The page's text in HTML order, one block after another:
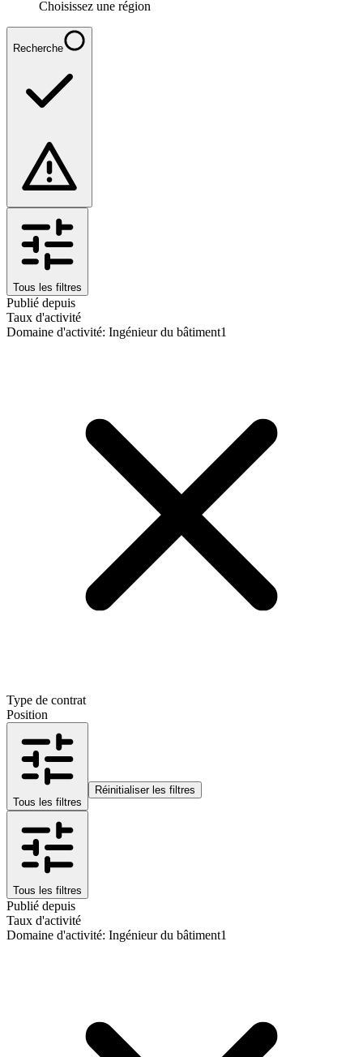
Choisissez une région
Recherche
Tous les filtres
Publié depuis
Taux d'activité
Domaine d'activité: Ingénieur du bâtiment1
Type de contrat
Position
Tous les filtres
Réinitialiser les filtres
Tous les filtres
Publié depuis
Taux d'activité
Domaine d'activité: Ingénieur du bâtiment1